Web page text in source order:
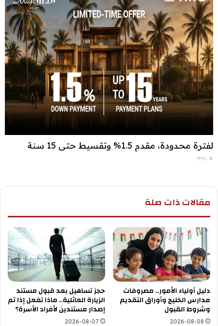
لفترة محدودة، مقدم 1.5% وتقسيط حتى 15 سنة
TMG
مقالات ذات صلة
دليل أولياء الأمور.. مصروفات
مدارس الخليج وأوراق التقديم
وشروط القبول
2026-08-08
حجز تساهيل بعد قبول مستند
الزيارة العائلية.. ماذا تفعل إذا تم
إصدار مستندين لأفراد الأسرة؟
2026-08-07